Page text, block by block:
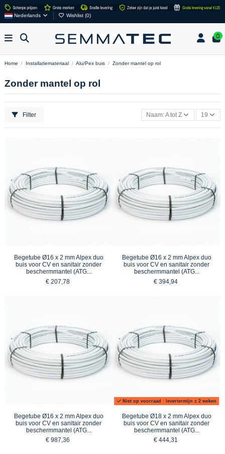
Nederlands Wishlist (0)
0
Home Installatiemateriaal Alu/Pex buis Zonder mantel op rol
Zonder mantel op rol
Filter Naam: A tot Z 19
Begetube Ø16 x 2 mm Alpex duo
buis voor CV en sanitair zonder
beschermmantel (ATG...
€ 207,78
Begetube Ø16 x 2 mm Alpex duo
buis voor CV en sanitair zonder
beschermmantel (ATG...
€ 394,94
Begetube Ø16 x 2 mm Alpex duo
buis voor CV en sanitair zonder
beschermmantel (ATG...
€ 987,36
Niet op voorraad : levertermijn ± 2 weken
Begetube Ø18 x 2 mm Alpex duo
buis voor CV en sanitair zonder
beschermmantel (ATG...
€ 444,31